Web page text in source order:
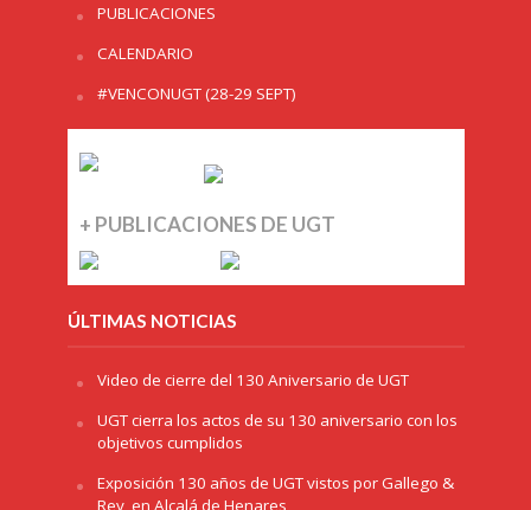
PUBLICACIONES
CALENDARIO
#VENCONUGT (28-29 SEPT)
+ PUBLICACIONES DE UGT
ÚLTIMAS NOTICIAS
Video de cierre del 130 Aniversario de UGT
UGT cierra los actos de su 130 aniversario con los
objetivos cumplidos
Exposición 130 años de UGT vistos por Gallego &
Rey, en Alcalá de Henares